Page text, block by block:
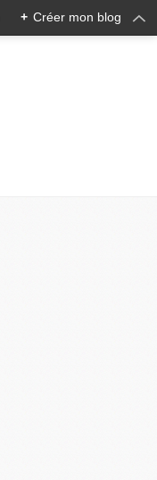
+ Créer mon blog